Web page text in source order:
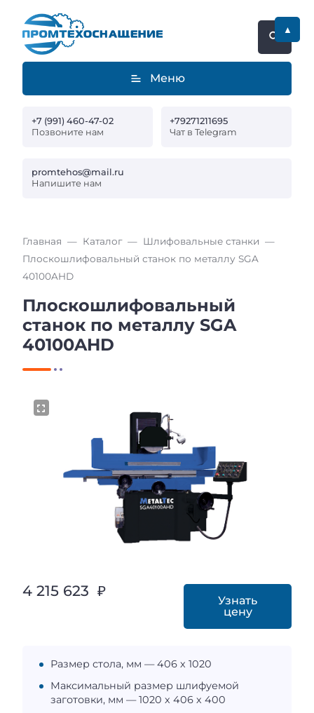
Меню
+7 (991) 460-47-02
Позвоните нам
+79271211695
Чат в Telegram
promtehos@mail.ru
Напишите нам
Главная Каталог
Шлифовальные станки
Плоскошлифовальный станок по металлу SGA
40100AHD
Плоскошлифовальный
станок по металлу SGA
40100AHD
4 215 623 ₽
Узнать
цену
Размер стола, мм — 406 х 1020
Максимальный размер шлифуемой
заготовки, мм — 1020 х 406 х 400
▲